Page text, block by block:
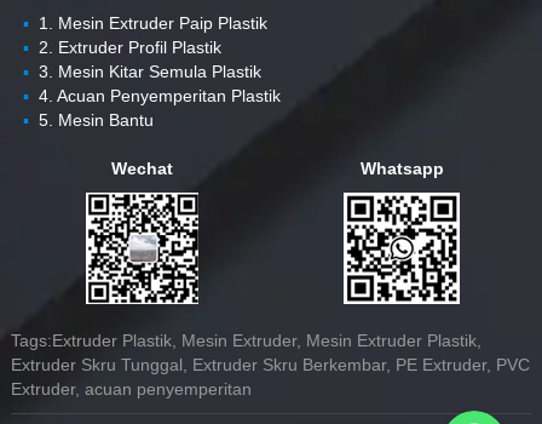
▪1. Mesin Extruder Paip Plastik
▪2. Extruder Profil Plastik
▪3. Mesin Kitar Semula Plastik
▪4. Acuan Penyemperitan Plastik
▪5. Mesin Bantu
Wechat Whatsapp
Tags:Extruder Plastik, Mesin Extruder, Mesin Extruder Plastik,
Extruder Skru Tunggal, Extruder Skru Berkembar, PE Extruder, PVC
Extruder, acuan penyemperitan
Whatsapp